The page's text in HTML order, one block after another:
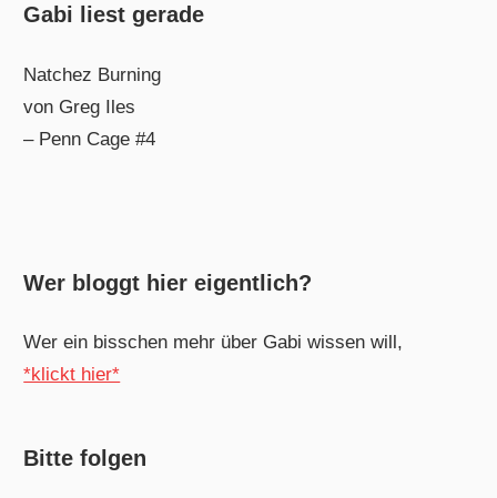
Gabi liest gerade
Natchez Burning
von Greg Iles
– Penn Cage #4
Wer bloggt hier eigentlich?
Wer ein bisschen mehr über Gabi wissen will,
*klickt hier*
Bitte folgen